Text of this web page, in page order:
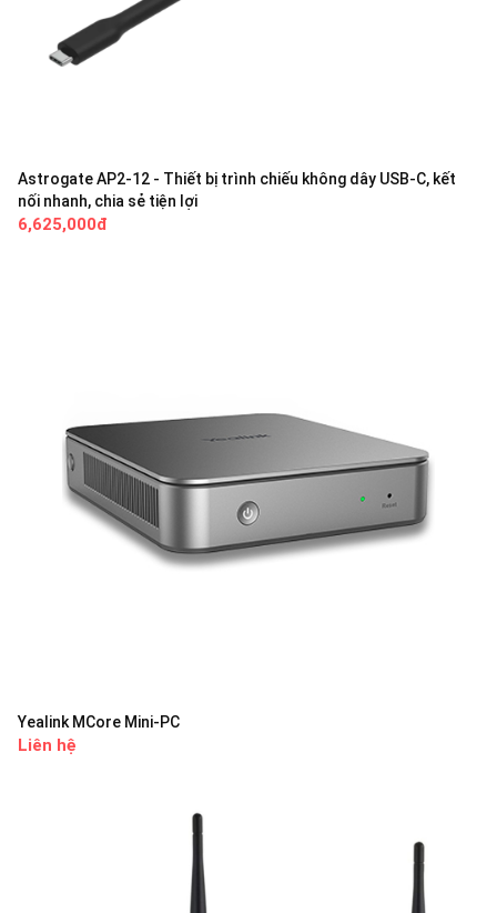
Astrogate AP2-12 - Thiết bị trình chiếu không dây USB-C, kết
nối nhanh, chia sẻ tiện lợi
6,625,000đ
Yealink MCore Mini-PC
Liên hệ